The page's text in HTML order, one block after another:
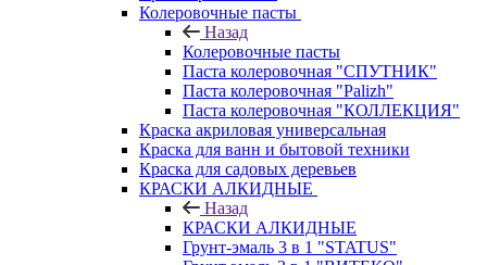
Колеровочные пасты
Назад
Колеровочные пасты
Паста колеровочная "СПУТНИК"
Паста колеровочная "Palizh"
Паста колеровочная "КОЛЛЕКЦИЯ"
Краска акриловая универсальная
Краска для ванн и бытовой техники
Краска для садовых деревьев
КРАСКИ АЛКИДНЫЕ
Назад
КРАСКИ АЛКИДНЫЕ
Грунт-эмаль 3 в 1 "STATUS"